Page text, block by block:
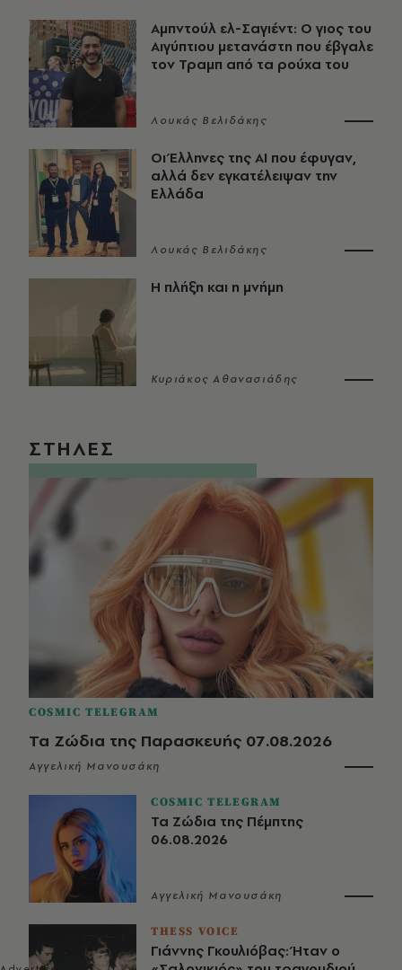
Αμπντούλ ελ-Σαγιέντ: Ο γιος του
Αιγύπτιου μετανάστη που έβγαλε
τον Τραμπ από τα ρούχα του
Λουκάς Βελιδάκης
Οι Έλληνες της ΑΙ που έφυγαν,
αλλά δεν εγκατέλειψαν την
Ελλάδα
Λουκάς Βελιδάκης
Η πλήξη και η μνήμη
Κυριάκος Αθανασιάδης
ΣΤΗΛΕΣ
COSMIC TELEGRAM
Τα Ζώδια της Παρασκευής 07.08.2026
Αγγελική Μανουσάκη
COSMIC TELEGRAM
Τα Ζώδια της Πέμπτης
06.08.2026
Αγγελική Μανουσάκη
THESS VOICE
Γιάννης Γκουλιόβας: Ήταν ο